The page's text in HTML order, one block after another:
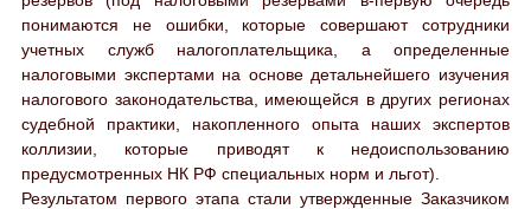
понимаются не ошибки, которые совершают сотрудники
учетных служб налогоплательщика, а определенные
налоговыми экспертами на основе детальнейшего изучения
налогового законодательства, имеющейся в других регионах
судебной практики, накопленного опыта наших экспертов
коллизии, которые приводят к недоиспользованию
предусмотренных НК РФ специальных норм и льгот).
Результатом первого этапа стали утвержденные Заказчиком